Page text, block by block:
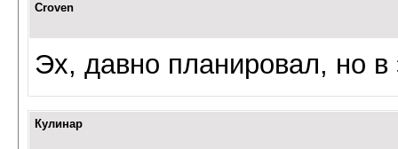
Croven
Эх, давно планировал, но в
Кулинар